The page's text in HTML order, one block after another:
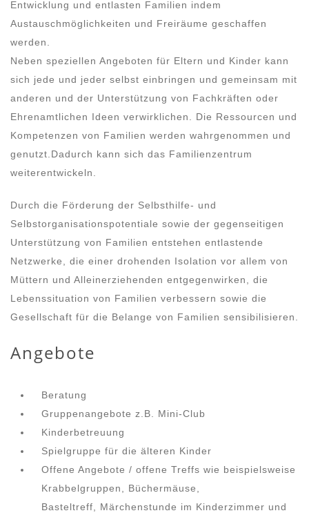
Entwicklung und entlasten Familien indem
Austauschmöglichkeiten und Freiräume geschaffen
werden.
Neben speziellen Angeboten für Eltern und Kinder kann
sich jede und jeder selbst einbringen und gemeinsam mit
anderen und der Unterstützung von Fachkräften oder
Ehrenamtlichen Ideen verwirklichen. Die Ressourcen und
Kompetenzen von Familien werden wahrgenommen und
genutzt.Dadurch kann sich das Familienzentrum
weiterentwickeln.
Durch die Förderung der Selbsthilfe- und
Selbstorganisationspotentiale sowie der gegenseitigen
Unterstützung von Familien entstehen entlastende
Netzwerke, die einer drohenden Isolation vor allem von
Müttern und Alleinerziehenden entgegenwirken, die
Lebenssituation von Familien verbessern sowie die
Gesellschaft für die Belange von Familien sensibilisieren.
Angebote
Beratung
Gruppenangebote z.B. Mini-Club
Kinderbetreuung
Spielgruppe für die älteren Kinder
Offene Angebote / offene Treffs wie beispielsweise
Krabbelgruppen, Büchermäuse,
Basteltreff, Märchenstunde im Kinderzimmer und